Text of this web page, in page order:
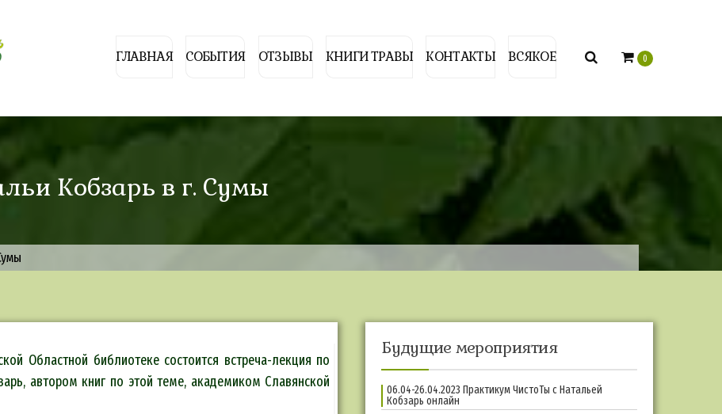
ГЛАВНАЯ СОБЫТИЯ ОТЗЫВЫ КНИГИ ТРАВЫ КОНТАКТЫ ВСЯКОЕ 0
Кобзарь в г. Сумы
Областной библиотеке состоится встреча-лекция по
автором книг по этой теме, академиком Славянской
Будущие мероприятия
06.04-26.04.2023 Практикум ЧистоТы с Натальей
Кобзарь онлайн